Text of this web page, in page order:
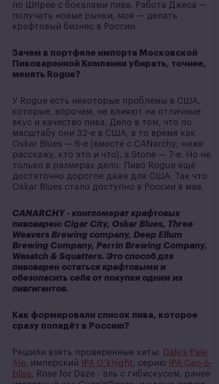
по Шпрее с бокалами пива. Работа Джеса —
получать новые рынки, моя — делать
крафтовый бизнес в России.
Зачем в портфеле импорта Московской
Пивоваренной Компании убирать, точнее,
менять Rogue?
У Rogue есть некоторые проблемы в США,
которые, впрочем, не влияют на отличные
вкус и качество пива. Дело в том, что по
масштабу они 32-е в США, в то время как
Oskar Blues — 6-е (вместе с CANarchy; ниже
расскажу, кто это и что), а Stone — 7-е. Но не
только в размерах дело. Пиво Rogue ещё
достаточно дорогое даже для США. Так что
Oskar Blues стало доступно в России в мае.
CANARCHY - конгломерат крафтовых
пивоварен: Cigar City, Oskar Blues, Three
Weavers Brewing company, Deep Ellum
Brewing Company, Perrin Brewing Company,
Wasatch & Squatters. Это способ для
пивоварен остаться крафтовыми и
обезопасить себя от покупки одним из
пивгигантов.
Как формировали список пива, которое
сразу попадёт в Россию?
Решили взять проверенные хиты:
Dale’s Pale
Ale, имперский IPA G’knight, серию
IPA Сan-o-
bliss, Rose for Daze - эль с гибискусом, ранее